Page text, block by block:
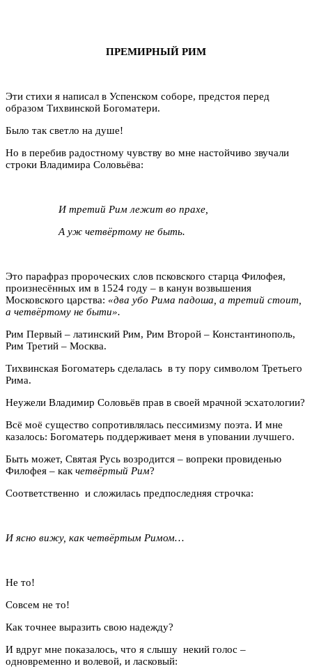
ПРЕМИРНЫЙ РИМ
Эти стихи я написал в Успенском соборе, предстоя перед
образом Тихвинской Богоматери.
Было так светло на душе!
Но в перебив радостному чувству во мне настойчиво звучали
строки Владимира Соловьёва:
И третий Рим лежит во прахе,
А уж четвёртому не быть.
Это парафраз пророческих слов псковского старца Филофея,
произнесённых им в 1524 году – в канун возвышения
Московского царства: «два убо Рима падоша, а третий стоит,
а четвёртому не быти».
Рим Первый – латинский Рим, Рим Второй – Константинополь,
Рим Третий – Москва.
Тихвинская Богоматерь сделалась в ту пору символом Третьего
Рима.
Неужели Владимир Соловьёв прав в своей мрачной эсхатологии?
Всё моё существо сопротивлялась пессимизму поэта. И мне
казалось: Богоматерь поддерживает меня в уповании лучшего.
Быть может, Святая Русь возродится – вопреки провиденью
Филофея – как четвёртый Рим?
Соответственно и сложилась предпоследняя строчка:
И ясно вижу, как четвёртым Римом…
Не то!
Совсем не то!
Как точнее выразить свою надежду?
И вдруг мне показалось, что я слышу некий голос –
одновременно и волевой, и ласковый: